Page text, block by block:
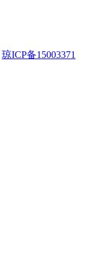
琼ICP备15003371